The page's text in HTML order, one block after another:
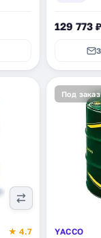
129 773 ₽
★ 4.7
Под заказ
YACCO